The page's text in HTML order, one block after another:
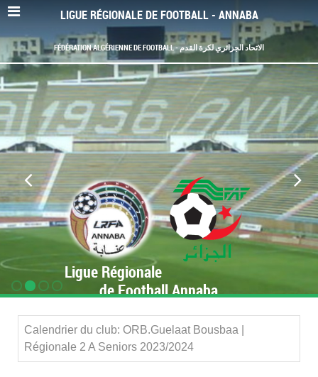
LIGUE RÉGIONALE DE FOOTBALL - ANNABA
FÉDÉRATION ALGÉRIENNE DE FOOTBALL - الاتحاد الجزائري لكرة القدم
Ligue Régionale
de Football Annaba
Calendrier du club: ORB.Guelaat Bousbaa |
Régionale 2 A Seniors 2023/2024